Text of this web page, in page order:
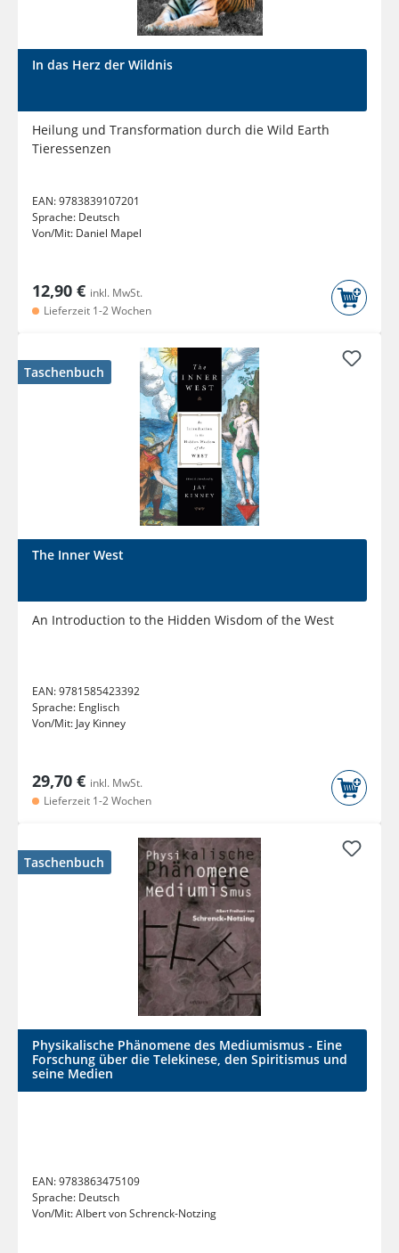
In das Herz der Wildnis
Heilung und Transformation durch die Wild Earth
Tieressenzen
EAN:9783839107201
Sprache: Deutsch
Von/Mit: Daniel Mapel
12,90 € inkl. MwSt.
Lieferzeit 1-2 Wochen
Taschenbuch
The Inner West
An Introduction to the Hidden Wisdom of the West
EAN:9781585423392
Sprache: Englisch
Von/Mit: Jay Kinney
29,70 € inkl. MwSt.
Lieferzeit 1-2 Wochen
Taschenbuch
Physikalische Phänomene des Mediumismus - Eine
Forschung über die Telekinese, den Spiritismus und
seine Medien
EAN:9783863475109
Sprache: Deutsch
Von/Mit:Albert von Schrenck-Notzing